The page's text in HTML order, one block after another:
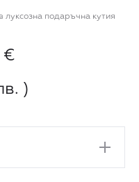
луксозна подаръчна кутия
€
)